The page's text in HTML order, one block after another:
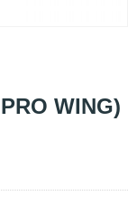
WING)